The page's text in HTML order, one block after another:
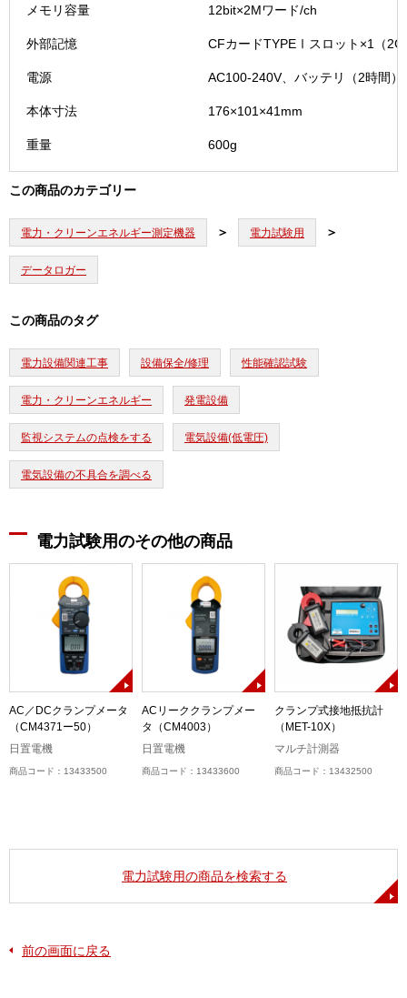
メモリ容量 12bit×2Mワード/ch
外部記憶 CFカードTYPEⅠスロット×1（2G
電源 AC100-240V、バッテリ（2時間）
本体寸法 176×101×41mm
重量 600g
この商品のカテゴリー
電力・クリーンエネルギー測定機器 電力試験用
データロガー
この商品のタグ
電力設備関連工事 設備保全/修理 性能確認試験
電力・クリーンエネルギー 発電設備
監視システムの点検をする 電気設備(低電圧)
電気設備の不具合を調べる
電力試験用のその他の商品
AC／DCクランプメータ
（CM4371ー50）
日置電機
商品コード：13433500
ACリーククランプメー
タ（CM4003）
日置電機
商品コード：13433600
クランプ式接地抵抗計
（MET-10X）
マルチ計測器
商品コード：13432500
電力試験用の商品を検索する
前の画面に戻る